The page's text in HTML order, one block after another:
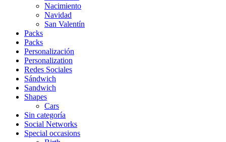
Nacimiento
Navidad
San Valentín
Packs
Packs
Personalización
Personalization
Redes Sociales
Sándwich
Sandwich
Shapes
Cars
Sin categoría
Social Networks
Special occasions